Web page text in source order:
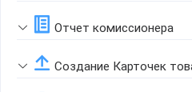
Отчет комиссионера
Создание Карточек